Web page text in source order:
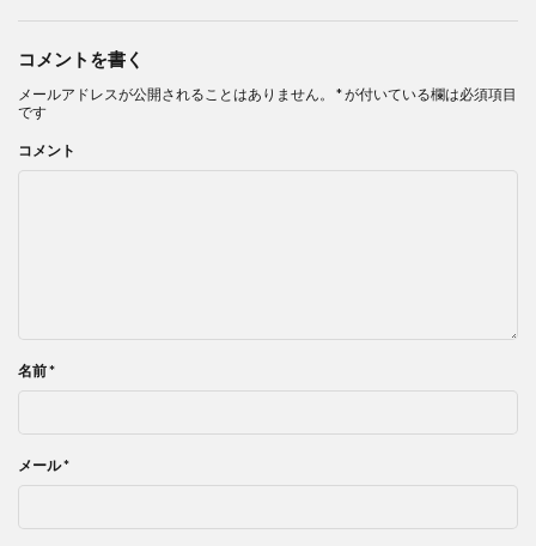
コメントを書く
メールアドレスが公開されることはありません。 *が付いている欄は必須項目
です
コメント
名前*
メール*